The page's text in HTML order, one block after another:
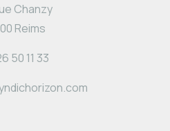
Chanzy
Reims
50 11 33